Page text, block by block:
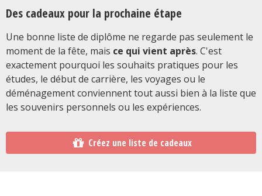
Des cadeaux pour la prochaine étape
Une bonne liste de diplôme ne regarde pas seulement le
moment de la fête, mais ce qui vient après. C'est
exactement pourquoi les souhaits pratiques pour les
études, le début de carrière, les voyages ou le
déménagement conviennent tout aussi bien à la liste que
les souvenirs personnels ou les expériences.
Créez une liste de cadeaux